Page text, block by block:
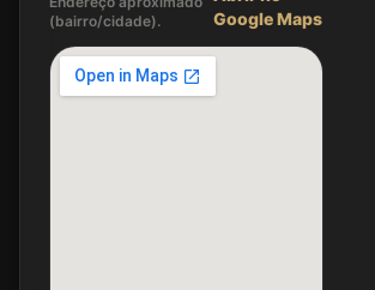
(bairro/cidade).
Google Maps